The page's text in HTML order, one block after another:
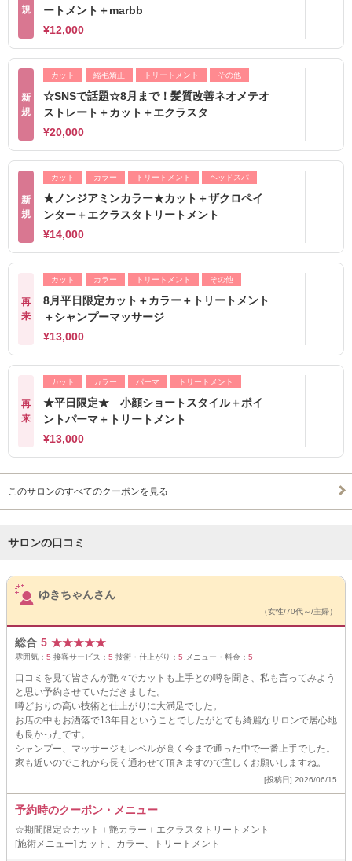
規
ートメント＋marbb
¥12,000
新
規
カット 縮毛矯正 トリートメント その他
☆SNSで話題☆8月まで！髪質改善ネオメテオ
ストレート＋カット＋エクラスタ
¥20,000
新
規
カット カラー トリートメント ヘッドスパ
★ノンジアミンカラー★カット＋ザクロペイ
ンター＋エクラスタトリートメント
¥14,000
再
来
カット カラー トリートメント その他
8月平日限定カット＋カラー＋トリートメント
＋シャンプーマッサージ
¥13,000
再
来
カット カラー パーマ トリートメント
★平日限定★ 小顔ショートスタイル＋ポイ
ントパーマ＋トリートメント
¥13,000
このサロンのすべてのクーポンを見る
サロンの口コミ
サロンPick Up
ゆきちゃんさん
（女性/70代～/主婦）
総合 5 ★★★★★
雰囲気： 5 接客サービス： 5 技術・仕上がり： 5 メニュー・料金： 5
口コミを見て皆さんが艶々でカットも上手との噂を聞き、私も言ってみよう
と思い予約させていただきました。
噂どおりの高い技術と仕上がりに大満足でした。
お店の中もお洒落で13年目ということでしたがとても綺麗なサロンで居心地
も良かったです。
シャンプー、マッサージもレベルが高く今まで通った中で一番上手でした。
家も近いのでこれから長く通わせて頂きますので宜しくお願いしますね。
[投稿日] 2026/06/15
予約時のクーポン・メニュー
☆期間限定☆カット＋艶カラー＋エクラスタトリートメント
[施術メニュー] カット、カラー、トリートメント